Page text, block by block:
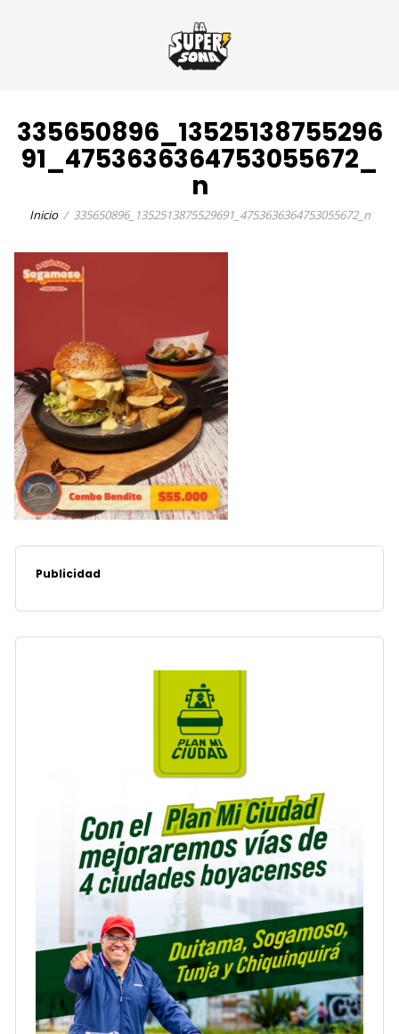
335650896_13525138755296
91_4753636364753055672_
n
Inicio 335650896_1352513875529691_4753636364753055672_n
Publicidad